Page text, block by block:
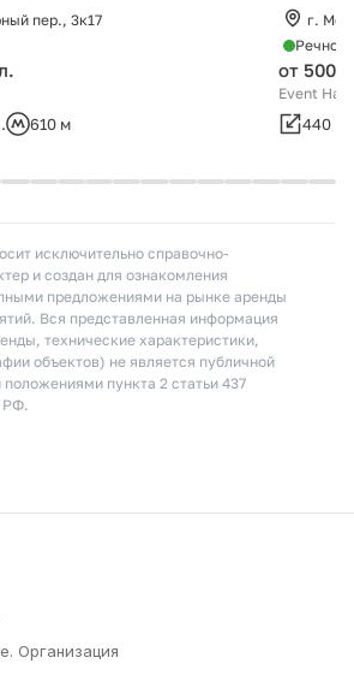
пер., 3к17
610 м
г.
Речной
от 500
Event Hall
440 м²
исключительно справочно-
и создан для ознакомления
предложениями на рынке аренды
Вся представленная информация
технические характеристики,
объектов) не является публичной
пункта 2 статьи 437
РФ.
Организация